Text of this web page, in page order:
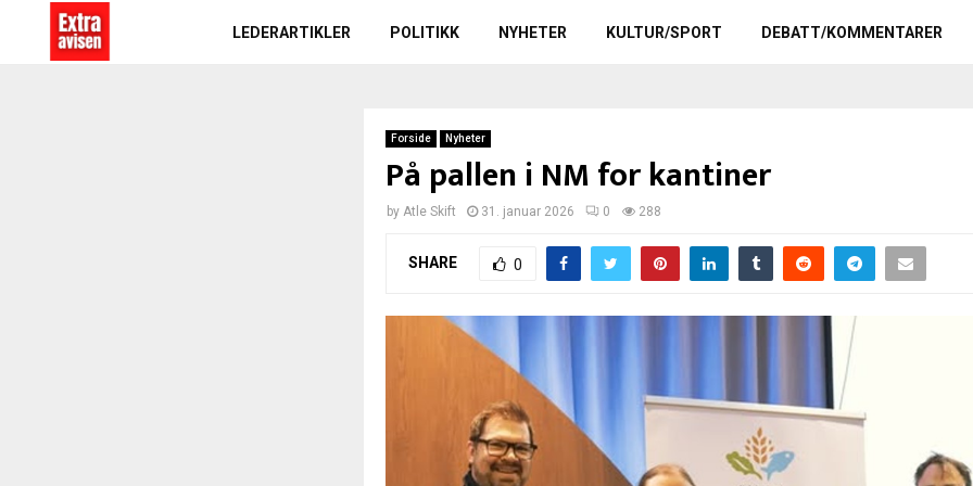
LEDERARTIKLER POLITIKK NYHETER KULTUR/SPORT DEBATT/KOMMENTARER
Forside Nyheter
På pallen i NM for kantiner
by Atle Skift 31. januar 2026 0 288
SHARE 0